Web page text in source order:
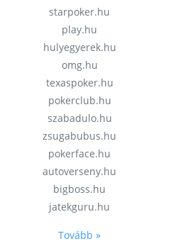
starpoker.hu
play.hu
hulyegyerek.hu
omg.hu
texaspoker.hu
pokerclub.hu
szabadulo.hu
zsugabubus.hu
pokerface.hu
autoverseny.hu
bigboss.hu
jatekguru.hu
Tovább »